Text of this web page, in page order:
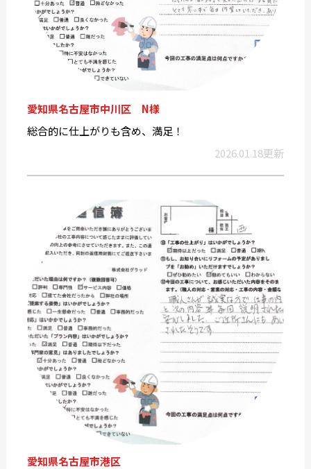
愛知県名古屋市中川区 N様
総合的に仕上がりも含め、満足！
2026.01.18更新
愛知県名古屋市港区